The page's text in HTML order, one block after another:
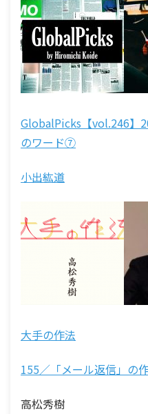
GlobalPicks【vol.246】
のワード⑦
小出紘道
大手の作法
155／「メール返信」の
高松秀樹